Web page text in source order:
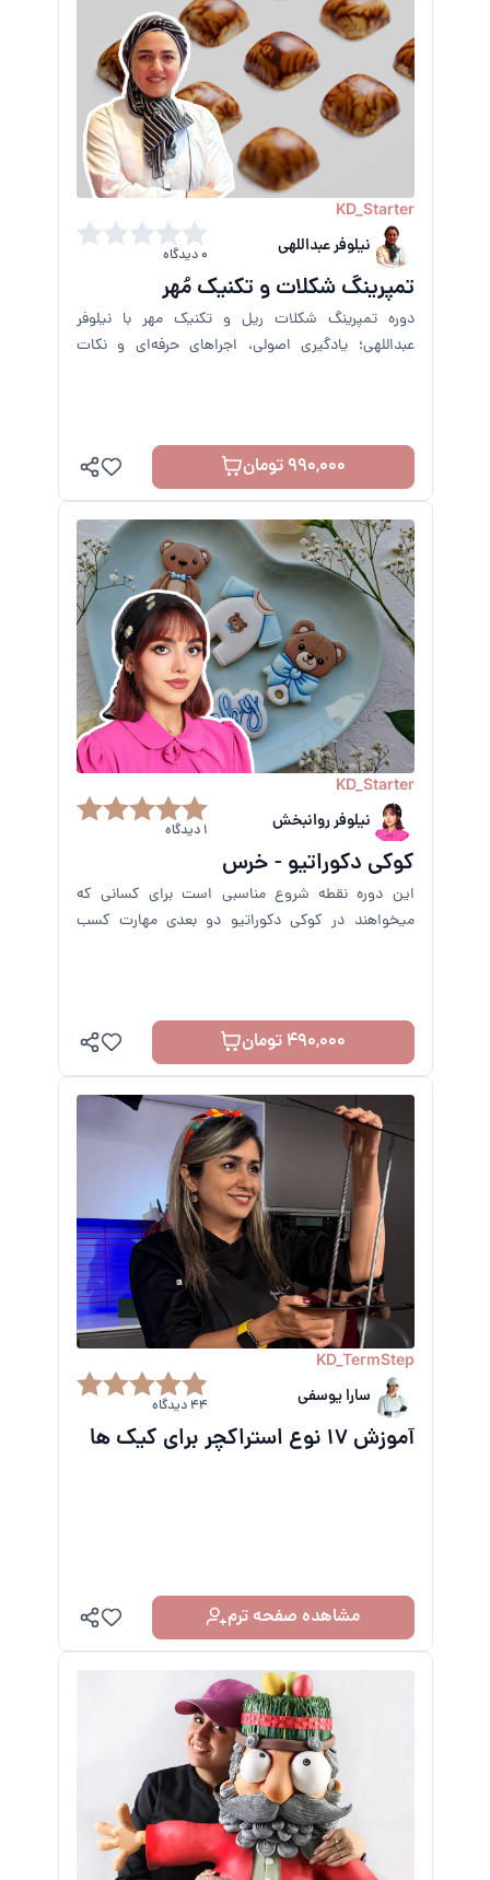
KD_Starter
نیلوفر عبداللهی 0 دیدگاه
تمپرینگ شکلات و تکنیک مُهر
دوره تمپرینگ شکلات ریل و تکنیک مهر با نیلوفر
عبداللهی؛ یادگیری اصولی، اجراهای حرفه‌ای و نکات
990,000 تومان
KD_Starter
نیلوفر روانبخش 1 دیدگاه
کوکی دکوراتیو - خرس
این دوره نقطه شروع مناسبی است برای کسانی که
میخواهند در کوکی دکوراتیو دو بعدی مهارت کسب
490,000 تومان
KD_TermStep
سارا یوسفی 44 دیدگاه
آموزش 17 نوع استراکچر برای کیک ها
مشاهده صفحه ترم